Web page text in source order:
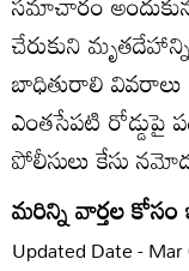
చేరుకుని
బాధితురాలి
ఎంతసేపటి రోడ్డుపై
పోలీసులు కేసు
మరిన్ని వార్తల కోసం
Updated Date -